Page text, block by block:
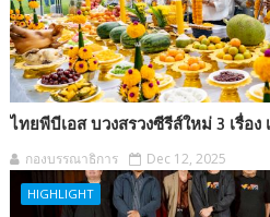
ไทยพีบีเอส บวงสรวงซีรีส์ใหม่ 3 เรื่อ
กองบรรณาธิการ Dec 12, 2025
HIGHLIGHT